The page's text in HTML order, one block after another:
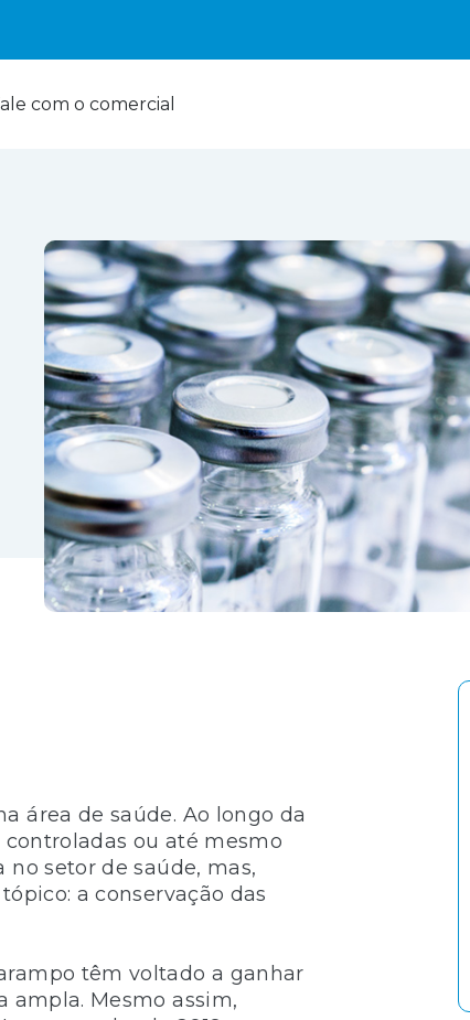
com o comercial
área de saúde. Ao longo da
ou até mesmo
setor de saúde, mas,
a conservação das
têm voltado a ganhar
ampla. Mesmo assim,